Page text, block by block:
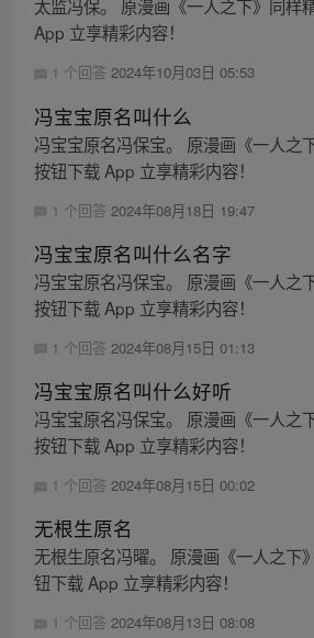
太监冯保。 原漫画《一人之下》同样
App 立享精彩内容！
1 个回答 2024年10月03日 05:53
冯宝宝原名叫什么
冯宝宝原名冯保宝。 原漫画《一人之
按钮下载 App 立享精彩内容！
1 个回答 2024年08月18日 19:47
冯宝宝原名叫什么名字
冯宝宝原名冯保宝。 原漫画《一人之
按钮下载 App 立享精彩内容！
1 个回答 2024年08月15日 01:13
冯宝宝原名叫什么好听
冯宝宝原名冯保宝。 原漫画《一人之
按钮下载 App 立享精彩内容！
1 个回答 2024年08月15日 00:02
无根生原名
无根生原名冯曜。 原漫画《一人之下
钮下载 App 立享精彩内容！
1 个回答 2024年08月13日 08:08